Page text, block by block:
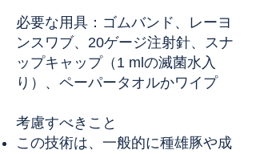
必要な用具：ゴムバンド、レーヨ
ンスワブ、20ゲージ注射針、スナ
ップキャップ（1 mlの滅菌水入
り）、ペーパータオルかワイプ
考慮すべきこと
この技術は、一般的に種雄豚や成